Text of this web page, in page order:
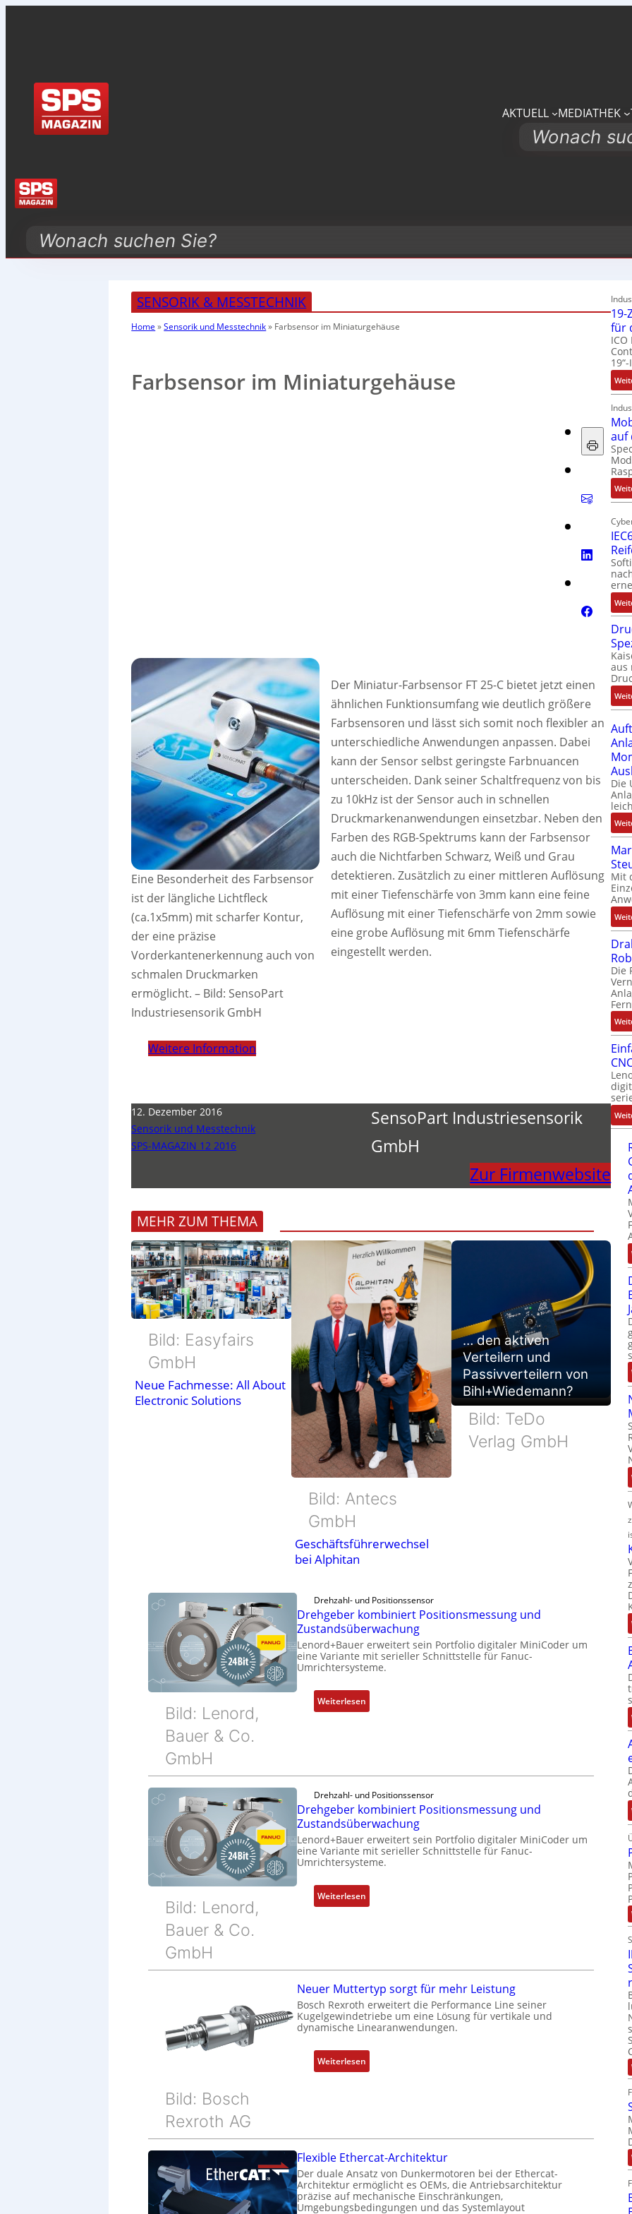
AKTUELL MEDIATHEK
Search
Search
SENSORIK & MESSTECHNIK
Home »Sensorik und Messtechnik» Farbsensor im Miniaturgehäuse
Farbsensor im Miniaturgehäuse
Eine Besonderheit des Farbsensor
ist der längliche Lichtfleck
(ca.1x5mm) mit scharfer Kontur,
der eine präzise
Vorderkantenerkennung auch von
schmalen Druckmarken
ermöglicht. – Bild: SensoPart
Industriesensorik GmbH
Der Miniatur-Farbsensor FT 25-C bietet jetzt einen
ähnlichen Funktionsumfang wie deutlich größere
Farbsensoren und lässt sich somit noch flexibler an
unterschiedliche Anwendungen anpassen. Dabei
kann der Sensor selbst geringste Farbnuancen
unterscheiden. Dank seiner Schaltfrequenz von bis
zu 10kHz ist der Sensor auch in schnellen
Druckmarkenanwendungen einsetzbar. Neben den
Farben des RGB-Spektrums kann der Farbsensor
auch die Nichtfarben Schwarz, Weiß und Grau
detektieren. Zusätzlich zu einer mittleren Auflösung
mit einer Tiefenschärfe von 3mm kann eine feine
Auflösung mit einer Tiefenschärfe von 2mm sowie
eine grobe Auflösung mit 6mm Tiefenschärfe
eingestellt werden.
Weitere Information
12. Dezember 2016
Sensorik und Messtechnik
SPS-MAGAZIN 12 2016
SensoPart Industriesensorik
GmbH
Zur Firmenwebsite
MEHR ZUM THEMA
Bild: Easyfairs
GmbH
Neue Fachmesse: All About
Electronic Solutions
Bild: Antecs
GmbH
Geschäftsführerwechsel
bei Alphitan
… den aktiven
Verteilern und
Passivverteilern von
Bihl+Wiedemann?
Bild: TeDo
Verlag GmbH
Bild: Lenord,
Bauer & Co.
GmbH
Drehzahl- und Positionssensor
Drehgeber kombiniert Positionsmessung und
Zustandsüberwachung
Lenord+Bauer erweitert sein Portfolio digitaler MiniCoder um
eine Variante mit serieller Schnittstelle für Fanuc-
Umrichtersysteme.
Weiterlesen:
D
g
e
b
e
k
o
b
i
r
P
o
s
i
s
s
u
n
Bild: Lenord,
Bauer & Co.
GmbH
Drehzahl- und Positionssensor
Drehgeber kombiniert Positionsmessung und
Zustandsüberwachung
Lenord+Bauer erweitert sein Portfolio digitaler MiniCoder um
eine Variante mit serieller Schnittstelle für Fanuc-
Umrichtersysteme.
Weiterlesen:
D
g
e
e
r
o
m
r
t
P
o
Bild: Bosch
Rexroth AG
Neuer Muttertyp sorgt für mehr Leistung
Bosch Rexroth erweitert die Performance Line seiner
Kugelgewindetriebe um eine Lösung für vertikale und
dynamische Linearanwendungen.
Weiterlesen:
N
u
t
t
e
Flexible Ethercat-Architektur
Der duale Ansatz von Dunkermotoren bei der Ethercat-
Architektur ermöglicht es OEMs, die Antriebsarchitektur
präzise auf mechanische Einschränkungen,
Umgebungsbedingungen und das Systemlayout
19-
für
auf
aus
Die
Mit
Die